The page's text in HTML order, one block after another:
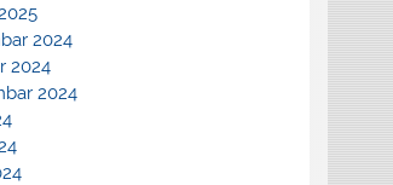
2024
2024
2024